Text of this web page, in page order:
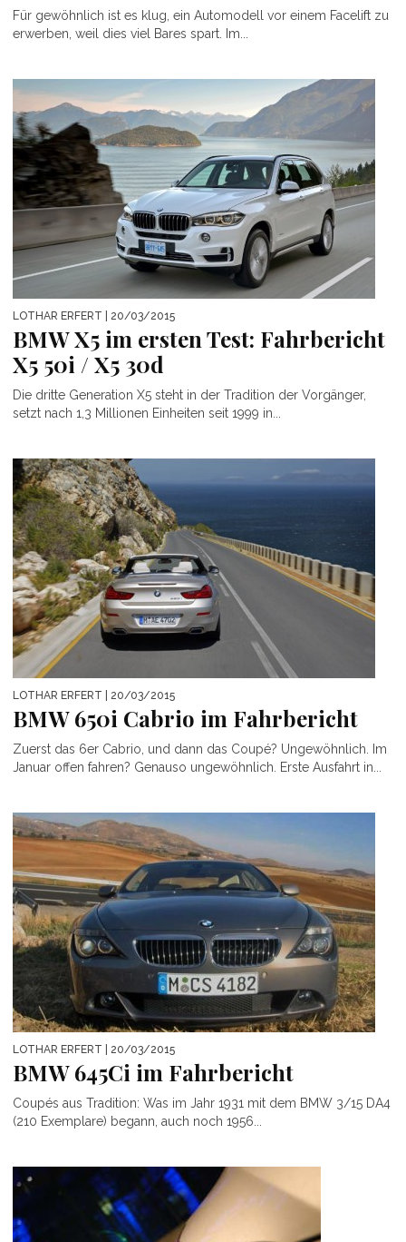
Für gewöhnlich ist es klug, ein Automodell vor einem Facelift zu
erwerben, weil dies viel Bares spart. Im...
LOTHAR ERFERT | 20/03/2015
BMW X5 im ersten Test: Fahrbericht
X5 50i / X5 30d
Die dritte Generation X5 steht in der Tradition der Vorgänger,
setzt nach 1,3 Millionen Einheiten seit 1999 in...
LOTHAR ERFERT | 20/03/2015
BMW 650i Cabrio im Fahrbericht
Zuerst das 6er Cabrio, und dann das Coupé? Ungewöhnlich. Im
Januar offen fahren? Genauso ungewöhnlich. Erste Ausfahrt in...
LOTHAR ERFERT | 20/03/2015
BMW 645Ci im Fahrbericht
Coupés aus Tradition: Was im Jahr 1931 mit dem BMW 3/15 DA4
(210 Exemplare) begann, auch noch 1956...